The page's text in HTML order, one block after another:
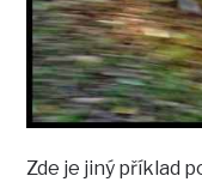
Zde je jiný příklad